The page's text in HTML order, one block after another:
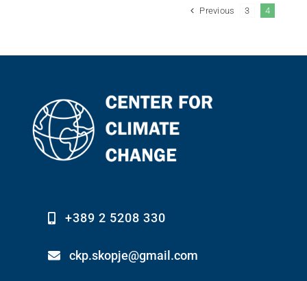
Previous 3 4
+389 2 5208 330
ckp.skopje@gmail.com